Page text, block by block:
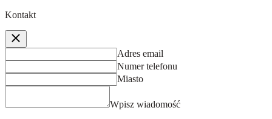
Kontakt
Adres email
Numer telefonu
Miasto
Wpisz wiadomość